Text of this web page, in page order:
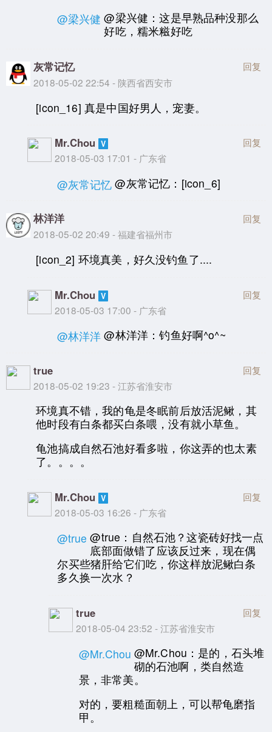
@梁兴健 @梁兴健：这是早熟品种没那么
好吃，糯米糍好吃
灰常记忆
2018-05-02 22:54 - 陕西省西安市
回复
[icon_16] 真是中国好男人，宠妻。
Mr.Chou
2018-05-03 17:01 - 广东省
回复
@灰常记忆 @灰常记忆：[icon_6]
林洋洋
2018-05-02 20:49 - 福建省福州市
回复
[icon_2] 环境真美，好久没钓鱼了....
Mr.Chou
2018-05-03 17:00 - 广东省
回复
@林洋洋 @林洋洋：钓鱼好啊^o^~
true
2018-05-02 19:23 - 江苏省淮安市
回复
环境真不错，我的龟是冬眠前后放活泥鳅，其
他时段有白条都买白条喂，没有就小草鱼。
龟池搞成自然石池好看多啦，你这弄的也太素
了。。。。
Mr.Chou
2018-05-03 16:26 - 广东省
回复
@true @true：自然石池？这瓷砖好找一点
底部面做错了应该反过来，现在偶
尔买些猪肝给它们吃，你这样放泥鳅白条
多久换一次水？
true
2018-05-04 23:52 - 江苏省淮安市
回复
@Mr.Chou @Mr.Chou：是的，石头堆
砌的石池啊，类自然造
景，非常美。
对的，要粗糙面朝上，可以帮龟磨指
甲。